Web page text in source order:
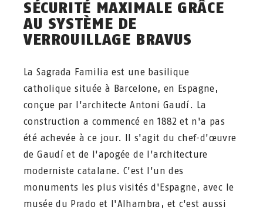
SÉCURITÉ MAXIMALE GRÂCE
AU SYSTÈME DE
VERROUILLAGE BRAVUS
La Sagrada Familia est une basilique
catholique située à Barcelone, en Espagne,
conçue par l'architecte Antoni Gaudí. La
construction a commencé en 1882 et n'a pas
été achevée à ce jour. Il s'agit du chef-d'œuvre
de Gaudí et de l'apogée de l'architecture
moderniste catalane. C'est l'un des
monuments les plus visités d'Espagne, avec le
musée du Prado et l'Alhambra, et c'est aussi